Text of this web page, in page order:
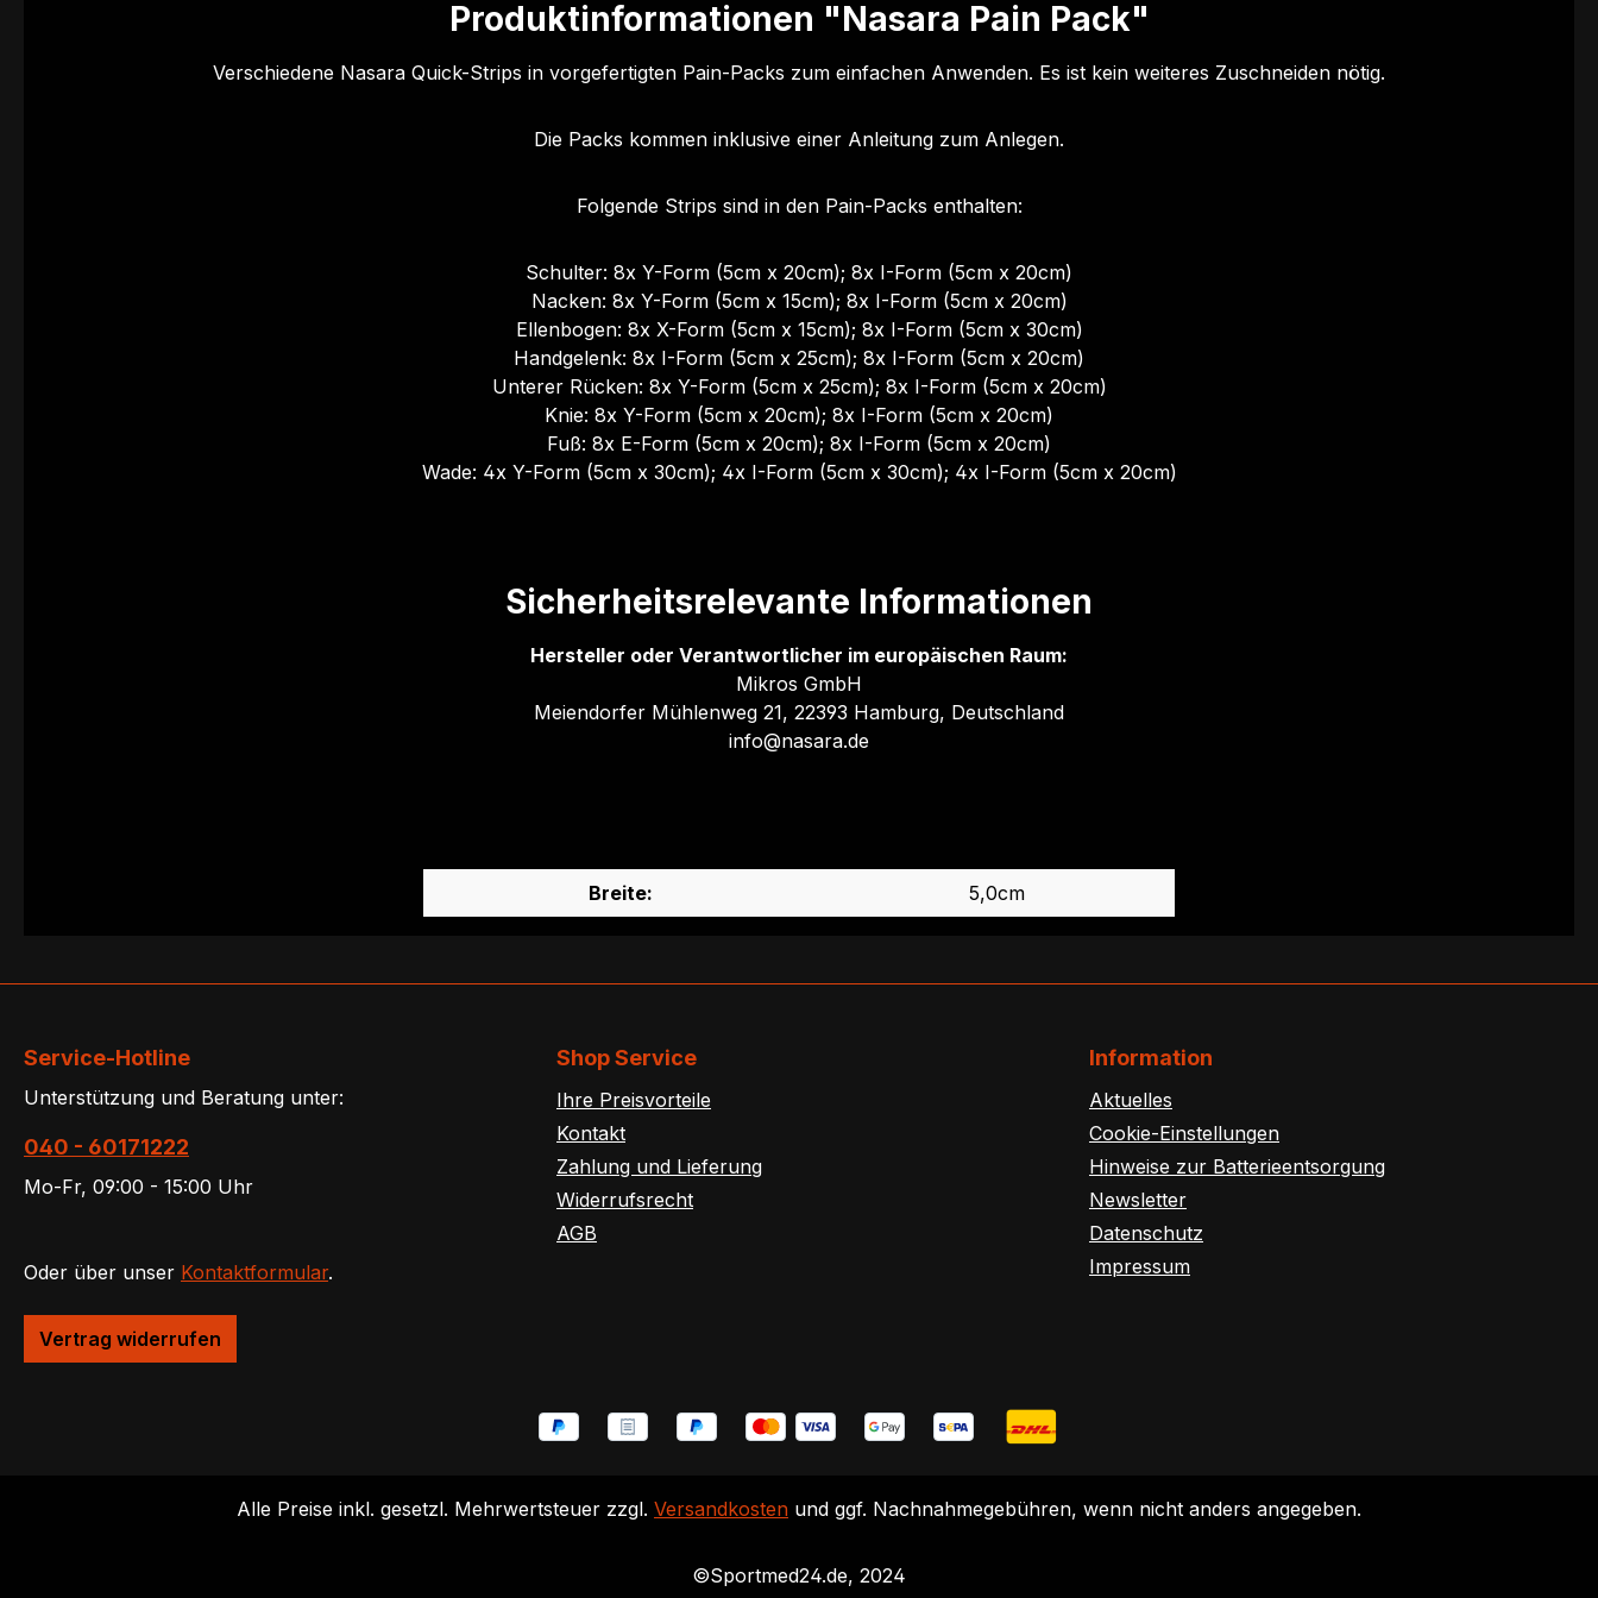
Produktinformationen "Nasara Pain Pack"
Verschiedene Nasara Quick-Strips in vorgefertigten Pain-Packs zum einfachen Anwenden. Es ist kein weiteres Zuschneiden nötig.
Die Packs kommen inklusive einer Anleitung zum Anlegen.
Folgende Strips sind in den Pain-Packs enthalten:
Schulter: 8x Y-Form (5cm x 20cm); 8x I-Form (5cm x 20cm)
Nacken: 8x Y-Form (5cm x 15cm); 8x I-Form (5cm x 20cm)
Ellenbogen: 8x X-Form (5cm x 15cm); 8x I-Form (5cm x 30cm)
Handgelenk: 8x I-Form (5cm x 25cm); 8x I-Form (5cm x 20cm)
Unterer Rücken: 8x Y-Form (5cm x 25cm); 8x I-Form (5cm x 20cm)
Knie: 8x Y-Form (5cm x 20cm); 8x I-Form (5cm x 20cm)
Fuß: 8x E-Form (5cm x 20cm); 8x I-Form (5cm x 20cm)
Wade: 4x Y-Form (5cm x 30cm); 4x I-Form (5cm x 30cm); 4x I-Form (5cm x 20cm)
Sicherheitsrelevante Informationen
Hersteller oder Verantwortlicher im europäischen Raum:
Mikros GmbH
Meiendorfer Mühlenweg 21, 22393 Hamburg, Deutschland
info@nasara.de
Breite: 5,0cm
Service-Hotline
Unterstützung und Beratung unter:
040 - 60171222
Mo-Fr, 09:00 - 15:00 Uhr
Oder über unser Kontaktformular.
Vertrag widerrufen
Shop Service
Ihre Preisvorteile
Kontakt
Zahlung und Lieferung
Widerrufsrecht
AGB
Information
Aktuelles
Cookie-Einstellungen
Hinweise zur Batterieentsorgung
Newsletter
Datenschutz
Impressum
Alle Preise inkl. gesetzl. Mehrwertsteuer zzgl. Versandkosten und ggf. Nachnahmegebühren, wenn nicht anders angegeben.
©Sportmed24.de, 2024